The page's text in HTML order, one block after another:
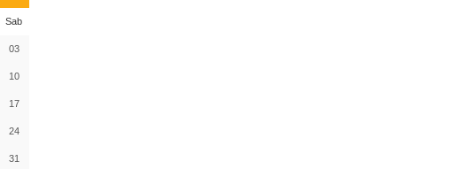
Sab
03
10
17
24
31